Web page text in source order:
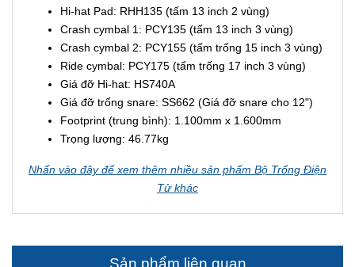
Hi-hat Pad: RHH135 (tấm 13 inch 2 vùng)
Crash cymbal 1: PCY135 (tấm 13 inch 3 vùng)
Crash cymbal 2: PCY155 (tấm trống 15 inch 3 vùng)
Ride cymbal: PCY175 (tấm trống 17 inch 3 vùng)
Giá đỡ Hi-hat: HS740A
Giá đỡ trống snare: SS662 (Giá đỡ snare cho 12")
Footprint (trung bình): 1.100mm x 1.600mm
Trọng lượng: 46.77kg
Nhấn vào đây để xem thêm nhiều sản phẩm Bộ Trống Điện
Tử khác
Sản phẩm liên quan